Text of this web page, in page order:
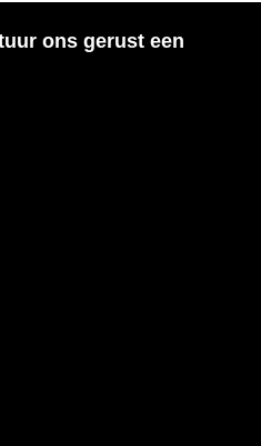
en nauwkeurig wordt
zorgen hoeft te
op je gasten.
ons gerust een